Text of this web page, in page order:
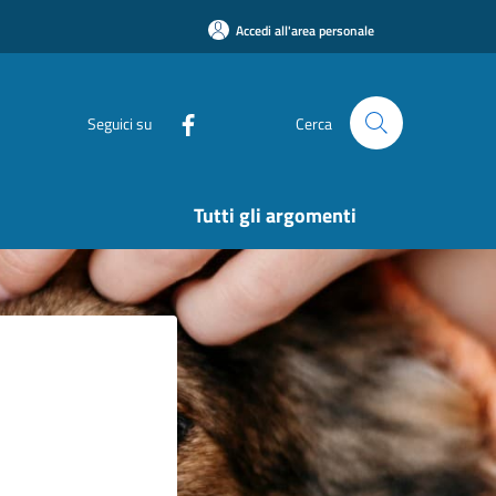
Accedi all'area personale
Seguici su Cerca
Tutti gli argomenti